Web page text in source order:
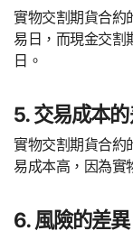
實物交割期貨合約
易日，而現金交割
日。
5. 交易成本
實物交割期貨合約
易成本高，因為實
6. 風險的差異